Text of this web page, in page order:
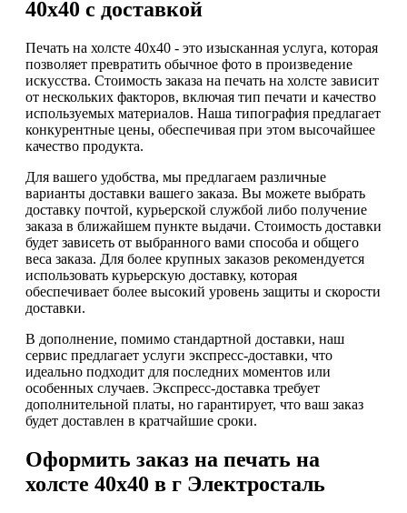
40х40 с доставкой
Печать на холсте 40х40 - это изысканная услуга, которая
позволяет превратить обычное фото в произведение
искусства. Стоимость заказа на печать на холсте зависит
от нескольких факторов, включая тип печати и качество
используемых материалов. Наша типография предлагает
конкурентные цены, обеспечивая при этом высочайшее
качество продукта.
Для вашего удобства, мы предлагаем различные
варианты доставки вашего заказа. Вы можете выбрать
доставку почтой, курьерской службой либо получение
заказа в ближайшем пункте выдачи. Стоимость доставки
будет зависеть от выбранного вами способа и общего
веса заказа. Для более крупных заказов рекомендуется
использовать курьерскую доставку, которая
обеспечивает более высокий уровень защиты и скорости
доставки.
В дополнение, помимо стандартной доставки, наш
сервис предлагает услуги экспресс-доставки, что
идеально подходит для последних моментов или
особенных случаев. Экспресс-доставка требует
дополнительной платы, но гарантирует, что ваш заказ
будет доставлен в кратчайшие сроки.
Оформить заказ на печать на
холсте 40х40 в г Электросталь